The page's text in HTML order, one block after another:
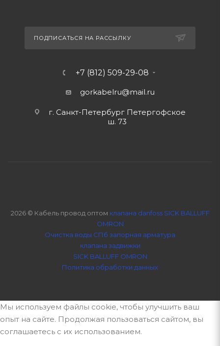
ПОДПИСАТЬСЯ НА РАССЫЛКУ
+7 (812) 509-29-08
gorkabelru@mail.ru
г. Санкт-Петербург Петергофское
ш. 73
2026 © Кабель провод оптом клапана danfoss SICK BALLUFF
OMRON
Очистка воды СПб запорная арматура
клапана задвижки
SICK BALLUFF OMRON
Политика обработки данных
Мы используем файлы cookie, чтобы улучшить ваш
опыт на сайте. Продолжая пользоваться сайтом, вы
соглашаетесь с их использованием.